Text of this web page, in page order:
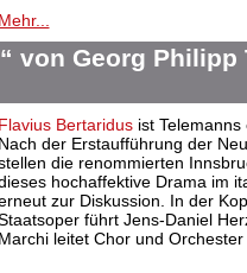
Mehr...
von Georg Philipp
Flavius Bertaridus ist
Nach der Erstaufführung der
die renommierten
hochaffektive Drama im
zur Diskussion. In der
führt Jens-Daniel
Marchi leitet Chor und